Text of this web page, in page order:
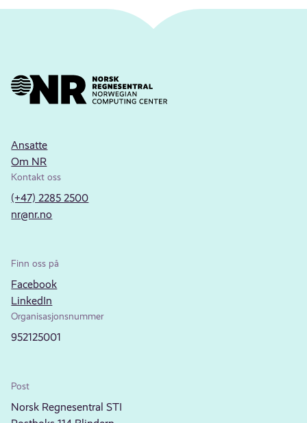
Ansatte
Om NR
Kontakt oss
(+47) 2285 2500
nr@nr.no
Finn oss på
Facebook
LinkedIn
Organisasjonsnummer
952125001
Post
Norsk Regnesentral STI